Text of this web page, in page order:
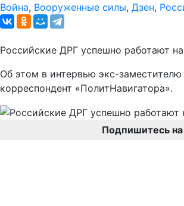
Война, Вооруженные силы, Дзен,
Российские ДРГ успешно работают
Об этом в интервью экс-
корреспондент «ПолитНавигатора».
Подпишитесь